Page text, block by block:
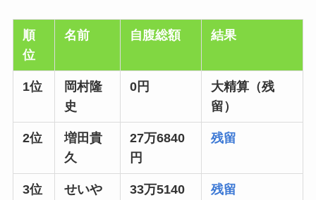
順
位
名前 自腹総額 結果
1位
岡村隆
史
0円
大精算（残
留）
2位
増田貴
久
27万6840
円
残留
3位 せいや
33万5140
残留